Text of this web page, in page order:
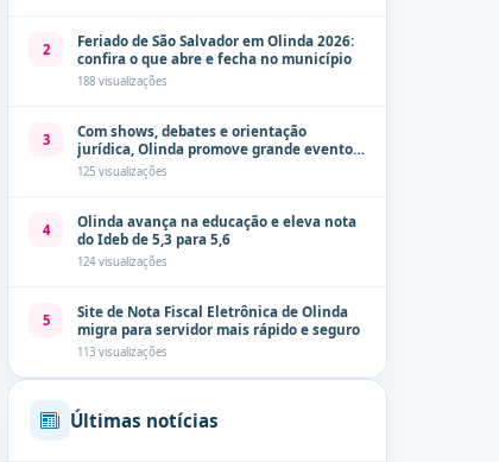
2
Feriado de São Salvador em Olinda 2026:
confira o que abre e fecha no município
188 visualizações
3
Com shows, debates e orientação
jurídica, Olinda promove grande evento
de combate à violência contra a mulher
neste sábado (8)
125 visualizações
4
Olinda avança na educação e eleva nota
do Ideb de 5,3 para 5,6
124 visualizações
5
Site de Nota Fiscal Eletrônica de Olinda
migra para servidor mais rápido e seguro
113 visualizações
Últimas notícias